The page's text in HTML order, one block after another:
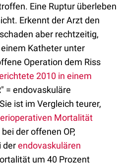
Eine Ruptur überleben
Erkennt der Arzt den
aber rechtzeitig,
Katheter unter
Operation dem Riss
2010 in einem
= endovaskuläre
ist im Vergleich teurer,
Mortalität
der offenen OP,
derendovaskulären
um 40 Prozent